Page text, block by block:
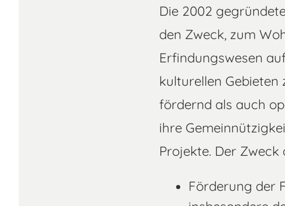
Die 2002
den Zweck, zum
Erfindungswesen
kulturellen
fördernd als auch
ihre
Projekte. Der
Förderung der